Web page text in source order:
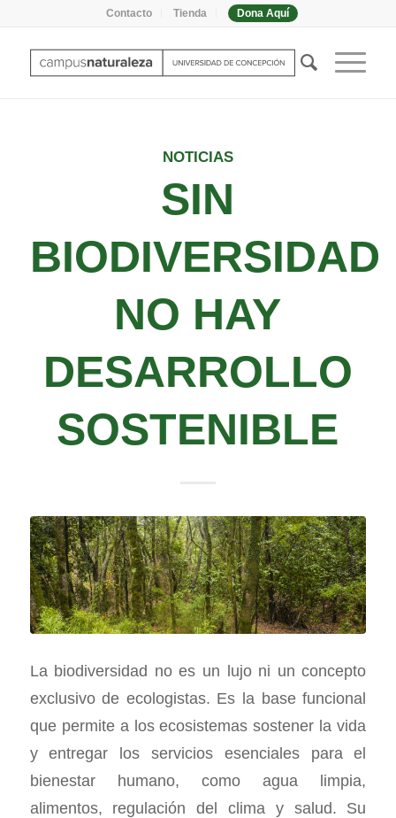
Contacto Tienda Dona Aquí
NOTICIAS
SIN
BIODIVERSIDAD
NO HAY
DESARROLLO
SOSTENIBLE
La biodiversidad no es un lujo ni un concepto
exclusivo de ecologistas. Es la base funcional
que permite a los ecosistemas sostener la vida
y entregar los servicios esenciales para el
bienestar humano, como agua limpia,
alimentos, regulación del clima y salud. Su